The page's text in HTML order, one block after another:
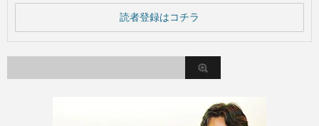
読者登録はコチラ